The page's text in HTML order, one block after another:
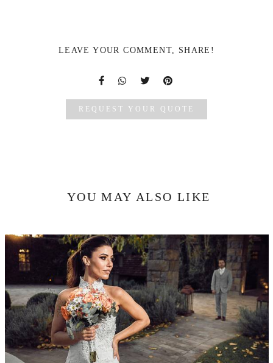
LEAVE YOUR COMMENT, SHARE!
REQUEST YOUR QUOTE
YOU MAY ALSO LIKE